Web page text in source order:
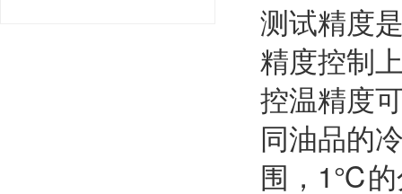
测试精度
精度控制
控温精度
同油品的
围，1℃的